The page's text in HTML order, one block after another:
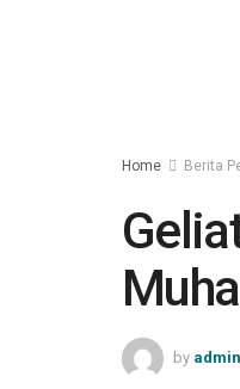
Home Berita
by admin